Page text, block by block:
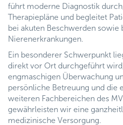
führt moderne Diagnostik
Therapiepläne und begleitet
bei akuten Beschwerden sowie
Nierenerkrankungen.
Ein besonderer Schwerpunkt
direkt vor Ort durchgeführt
engmaschigen Überwachung
persönliche Betreuung und die
weiteren Fachbereichen des
gewährleisten wir eine
medizinische Versorgung.